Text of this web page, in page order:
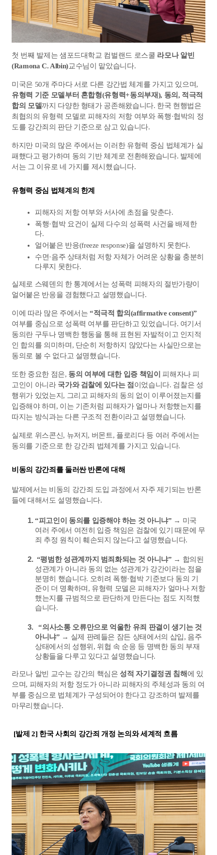
첫 번째 발제는 샘포드대학교 컴벌랜드 로스쿨 라모나 알빈
(Ramona C. Albin)교수님이 맡았습니다.
유형력 기준 모델부터 혼합형(유형력+동의부재), 동의, 적극적
합의 모델까지 다양한 형태가 공존해왔습니다. 한국 현행법은
최협의의 유형력 모델로 피해자의 저항 여부와 폭행·협박의 정
도를 강간죄의 판단 기준으로 삼고 있습니다.
하지만 미국의 많은 주에서는 이러한 유형력 중심 법체계가 실
패했다고 평가하며 동의 기반 체계로 전환해왔습니다. 발제에
서는 그 이유로 네 가지를 제시했습니다.
유형력 중심 법체계의 한계
피해자의 저항 여부와 서사에 초점을 맞춘다.
폭행·협박 요건이 실제 다수의 성폭력 사건을 배제한
다.
얼어붙은 반응(freeze response)을 설명하지 못한다.
수면·음주 상태처럼 저항 자체가 어려운 상황을 충분히
다루지 못한다.
실제로 스웨덴의 한 통계에서는 성폭력 피해자의 절반가량이
얼어붙은 반응을 경험했다고 설명했습니다.
이에 따라 많은 주에서는 “적극적 합의(affirmative consent)”
여부를 중심으로 성폭력 여부를 판단하고 있었습니다. 여기서
동의란 구두나 명백한 행동을 통해 표현된 자발적이고 인지적
인 합의를 의미하며, 단순히 저항하지 않았다는 사실만으로는
동의로 볼 수 없다고 설명했습니다.
또한 중요한 점은, 동의 여부에 대한 입증 책임이 피해자나 피
고인이 아니라 국가와 검찰에 있다는 점 이었습니다. 검찰은 성
행위가 있었는지, 그리고 피해자의 동의 없이 이루어졌는지를
입증해야 하며, 이는 기존처럼 피해자가 얼마나 저항했는지를
따지는 방식과는 다른 구조적 전환이라고 설명했습니다.
실제로 위스콘신, 뉴저지, 버몬트, 플로리다 등 여러 주에서는
동의를 기준으로 한 강간죄 법체계를 가지고 있습니다.
비동의 강간죄를 둘러싼 반론에 대해
발제에서는 비동의 강간죄 도입 과정에서 자주 제기되는 반론
들에 대해서도 설명했습니다.
“피고인이 동의를 입증해야 하는 것 아니냐” → 미국
여러 주에서 여전히 입증 책임은 검찰에 있기 때문에 무
죄 추정 원칙이 훼손되지 않는다고 설명했습니다.
“평범한 성관계까지 범죄화되는 것 아니냐” → 합의된
성관계가 아니라 동의 없는 성관계가 강간이라는 점을
분명히 했습니다. 오히려 폭행·협박 기준보다 동의 기
준이 더 명확하며, 유형력 모델은 피해자가 얼마나 저항
했는지를 규범적으로 판단하게 만든다는 점도 지적했
습니다.
“의사소통 오류만으로 억울한 유죄 판결이 생기는 것
아니냐” → 실제 판례들은 잠든 상태에서의 삽입, 음주
상태에서의 성행위, 위협 속 순응 등 명백한 동의 부재
상황들을 다루고 있다고 설명했습니다.
라모나 알빈 교수는 강간의 핵심은 성적 자기결정권 침해 에 있
으며, 피해자의 저항 정도가 아니라 피해자의 주체성과 동의 여
부를 중심으로 법체계가 구성되어야 한다고 강조하며 발제를
마무리했습니다.
[발제 2] 한국 사회의 강간죄 개정 논의와 세계적 흐름